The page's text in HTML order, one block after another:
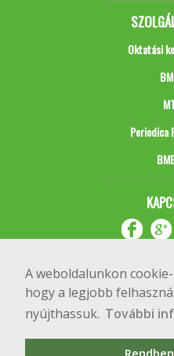
A weboldalunkon
hogy a legjobb
nyújthassuk. További
Oktatási
Periodica
Copyright © 2020